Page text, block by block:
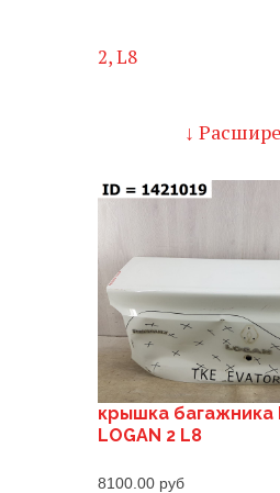
2, L8
↓
крышка багажника
LOGAN 2 L8
8100.00